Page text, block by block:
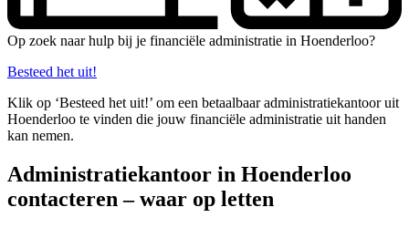
Op zoek naar hulp bij je financiële administratie in Hoenderloo?
Besteed het uit!
Klik op ‘Besteed het uit!’ om een betaalbaar administratiekantoor uit
Hoenderloo te vinden die jouw financiële administratie uit handen
kan nemen.
Administratiekantoor in Hoenderloo
contacteren – waar op letten